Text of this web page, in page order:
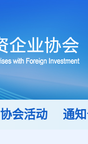
协会活动 通